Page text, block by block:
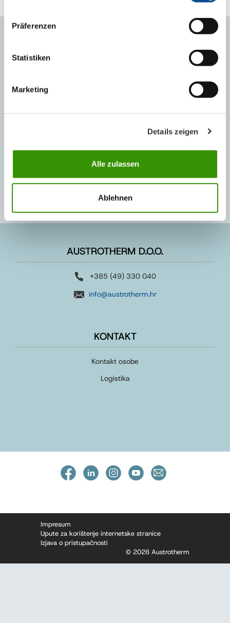
Präferenzen
Statistiken
Marketing
Details zeigen
Alle zulassen
Ablehnen
Lokacije u Republici Hrvatskoj
Lokacije u inozemstvu
AUSTROTHERM D.O.O.
+385 (49) 330 040
info@austrotherm.hr
KONTAKT
Kontakt osobe
Logistika
Impresum
Upute za korištenje internetske stranice
Izjava o pristupačnosti
© 2026 Austrotherm